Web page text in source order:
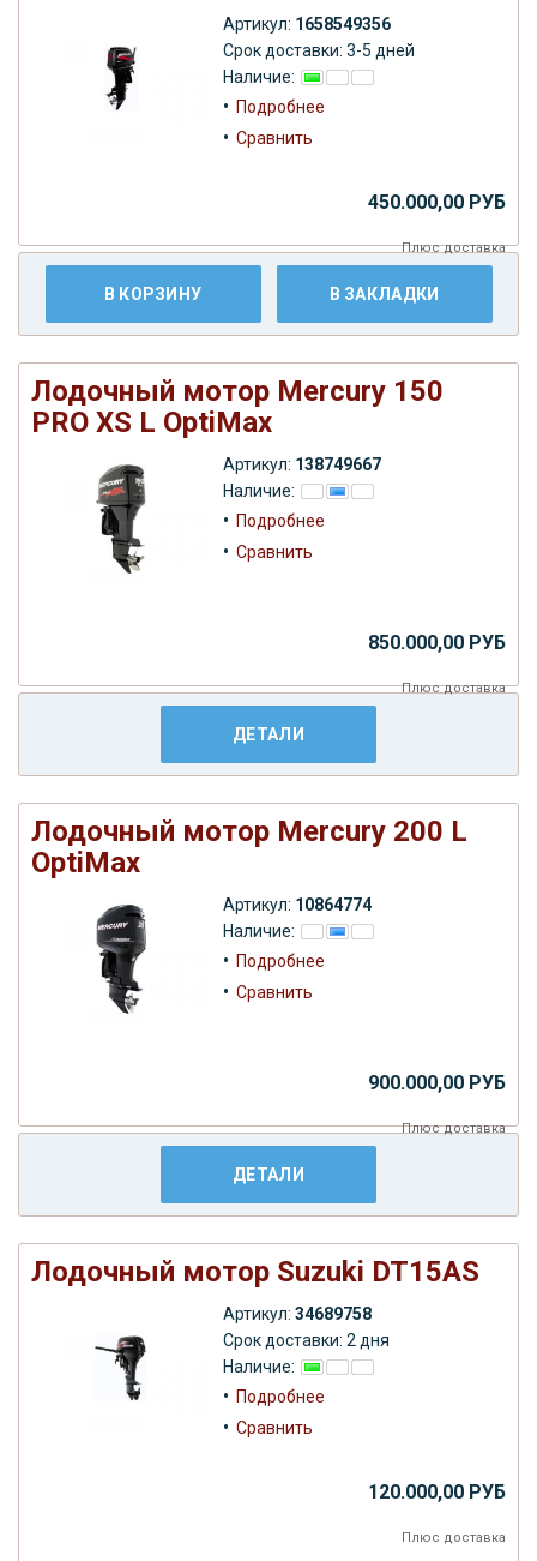
Артикул: 1658549356
Срок доставки: 3-5 дней
Наличие:
• Подробнее
• Сравнить
450.000,00 РУБ
Плюсдоставка
В КОРЗИНУ В ЗАКЛАДКИ
Лодочный мотор Mercury 150
PRO XS L OptiMax
Артикул: 138749667
Наличие:
• Подробнее
• Сравнить
850.000,00 РУБ
Плюсдоставка
ДЕТАЛИ
Лодочный мотор Mercury 200 L
OptiMax
Артикул: 10864774
Наличие:
• Подробнее
• Сравнить
900.000,00 РУБ
Плюсдоставка
ДЕТАЛИ
Лодочный мотор Suzuki DT15AS
Артикул: 34689758
Срок доставки: 2 дня
Наличие:
• Подробнее
• Сравнить
120.000,00 РУБ
Плюс доставка